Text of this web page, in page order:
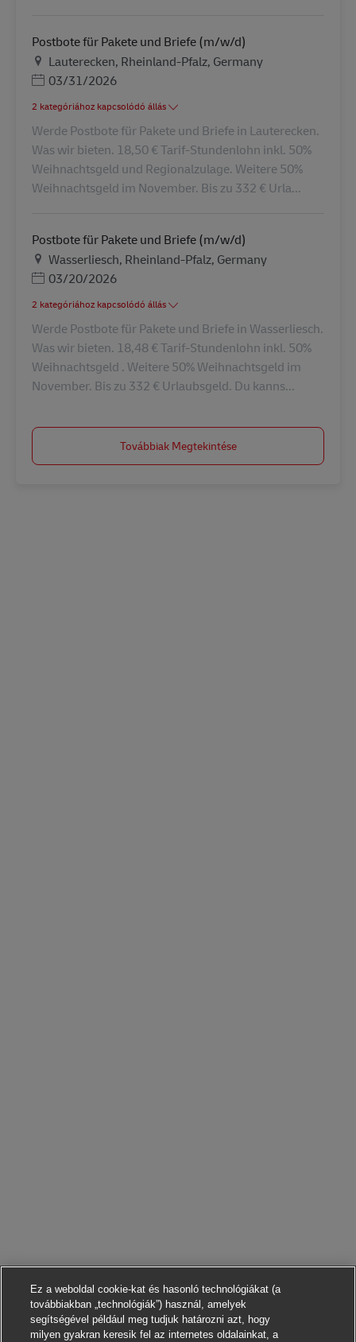
Postbote für Pakete und Briefe (m/w/d)
Helyszín
Lauterecken, Rheinland-Pfalz, Germany
Posted Date
03/31/2026
2 kategóriához kapcsolódó állás
Werde Postbote für Pakete und Briefe in Lauterecken.
Was wir bieten. 18,50 € Tarif-Stundenlohn inkl. 50%
Weihnachtsgeld und Regionalzulage. Weitere 50%
Weihnachtsgeld im November. Bis zu 332 € Urla...
Postbote für Pakete und Briefe (m/w/d)
Helyszín
Wasserliesch, Rheinland-Pfalz, Germany
Posted Date
03/20/2026
2 kategóriához kapcsolódó állás
Werde Postbote für Pakete und Briefe in Wasserliesch.
Was wir bieten. 18,48 € Tarif-Stundenlohn inkl. 50%
Weihnachtsgeld . Weitere 50% Weihnachtsgeld im
November. Bis zu 332 € Urlaubsgeld. Du kanns...
Továbbiak Megtekintése
Ez a weboldal cookie-kat és hasonló technológiákat (a
továbbiakban „technológiák”) használ, amelyek
segítségével például meg tudjuk határozni azt, hogy
milyen gyakran keresik fel az internetes oldalainkat, a